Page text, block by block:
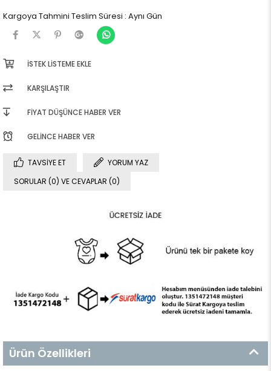
Kargoya Tahmini Teslim Süresi : Aynı Gün
İSTEK LISTEME EKLE
KARŞILAŞTIR
FIYAT DÜŞÜNCE HABER VER
GELINCE HABER VER
TAVSIYE ET
YORUM YAZ
SORULAR (0) VE CEVAPLAR (0)
Ürün Özellikleri